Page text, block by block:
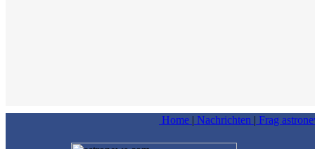
Home | Nachrichten | Frag